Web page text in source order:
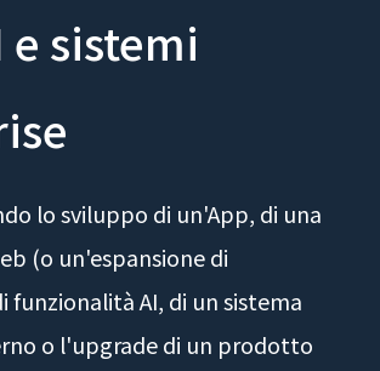
e sistemi
lo sviluppo di un'App, di una
(o un'espansione di
funzionalità AI, di un sistema
o l'upgrade di un prodotto